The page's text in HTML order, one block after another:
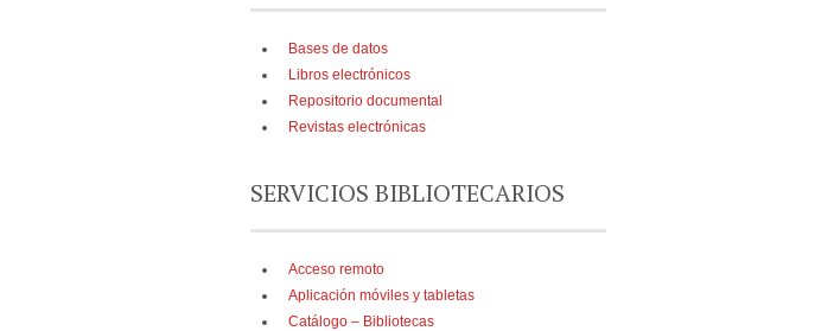
Bases de datos
Libros electrónicos
Repositorio documental
Revistas electrónicas
SERVICIOS BIBLIOTECARIOS
Acceso remoto
Aplicación móviles y tabletas
Catálogo – Bibliotecas